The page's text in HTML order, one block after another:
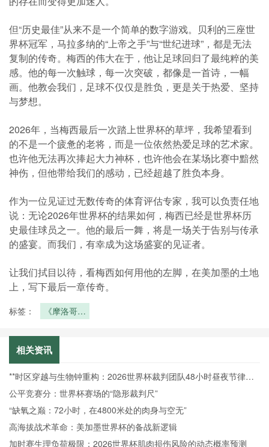
但“历史最佳”从来不是一个简单的数字游戏。贝利的三座世
界杯冠军，马拉多纳的“上帝之手”与“世纪进球”，都是无法
复制的传奇。梅西的伟大在于，他让足球回归了最纯粹的美
感。他的每一次触球，每一次突破，都像是一首诗，一幅
画。他教会我们，足球不仅仅是胜负，更是关于热爱、坚持
与梦想。
2026年，当梅西最后一次踏上世界杯的草坪，我希望看到
的不是一个疲惫的老将，而是一位依然热爱足球的艺术家。
也许他无法再次捧起大力神杯，也许他会在某场比赛中黯然
神伤，但他带给我们的感动，已经超越了胜负本身。
作为一位见证过无数传奇的体育评估专家，我可以负责任地
说：无论2026年世界杯的结果如何，梅西已经是世界杯历
史最佳球员之一。他的最后一舞，将是一场关于告别与传承
的盛宴。而我们，有幸成为这场盛宴的见证者。
让我们拭目以待，看梅西如何用他的左脚，在美加墨的土地
上，写下最后一章传奇。
标签：
《摩洛哥
斯雄狮”归
来！能否延
续2022年
黑马本
色？》
相关资讯
**时区穿越与生物钟重构：2026世界杯裁判团队48小时昼夜节律调
控机制研究**
公平竞赛分：世界杯赛场的“隐形裁判尺”
“缺氧之巅：72小时，在4800米处的肉身与空无”
高海拔战术革命：美加墨世界杯的备战新逻辑
加时赛生理负荷极限：2026世界杯肌肉损伤风险的动态概率预测